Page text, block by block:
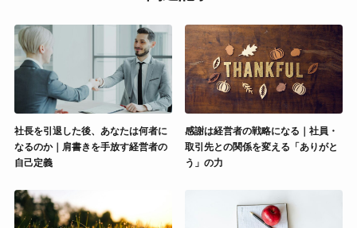
社長を引退した後、あなたは何者に
なるのか｜肩書きを手放す経営者の
自己定義
感謝は経営者の戦略になる｜社員・
取引先との関係を変える「ありがと
う」の力